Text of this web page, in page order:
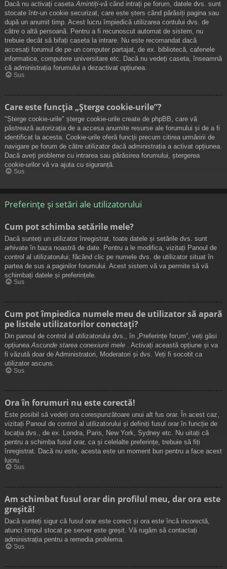
Dacă nu activați casetaAmintiți-vă când intrați pe forum, datele dvs. sunt
stocate într-un cookie securizat, care este șters când părăsiți pagina sau
după un anumit timp. Acest lucru împiedică utilizarea contului dvs. de
către o altă persoană. Pentru a fi recunoscut automat de sistem, nu
trebuie decât să bifați caseta la intrare. Nu este recomandat dacă
accesați forumul de pe un computer partajat, de ex. bibliotecă, cafenele
informatice, computere universitare etc. Dacă nu vedeți caseta, înseamnă
că administrația forumului a dezactivat opțiunea.
Sus
Care este funcția „Șterge cookie-urile”?
"Șterge cookie-urile" șterge cookie-urile create de phpBB, care vă
păstrează autorizația de a accesa anumite resurse ale forumului și de a fi
identificat la acesta. Cookie-urile oferă funcții precum citirea urmăririi de
navigare pe forum de către utilizator dacă administrația a activat opțiunea.
Dacă aveți probleme cu intrarea sau părăsirea forumului, ștergerea
cookie-urilor vă va ajuta cu siguranță.
Sus
Preferințe și setări ale utilizatorului
Cum pot schimba setările mele?
Dacă sunteți un utilizator înregistrat, toate datele și setările dvs. sunt
arhivate în baza noastră de date. Pentru a le modifica, vizitați Panoul de
control al utilizatorului; făcând clic pe numele dvs. de utilizator situat în
partea de sus a paginilor forumului. Acest sistem vă va permite să vă
schimbați datele și preferințele.
Sus
Cum pot împiedica numele meu de utilizator să apară
pe listele utilizatorilor conectați?
Din panoul de control al utilizatorului dvs., în „Preferințe forum”, veți găsi
opțiuneaAscunde starea conexiunii mele . Activați această opțiune și va
fi văzută doar de Administratori, Moderatori și dvs. Veți fi socotit ca
utilizator ascuns.
Sus
Ora în forumuri nu este corectă!
Este posibil să vedeți ora corespunzătoare unui alt fus orar. În acest caz,
vizitați Panoul de control al utilizatorului și definiți fusul orar în funcție de
locația dvs., de ex. Londra, Paris, New York, Sydney etc. Nu uitați că
pentru a schimba fusul orar, ca și celelalte preferințe, trebuie să fiți
înregistrat. Dacă nu este, acesta este un moment bun pentru a face acest
lucru.
Sus
Am schimbat fusul orar din profilul meu, dar ora este
greșită!
Dacă sunteți sigur că fusul orar este corect și ora este încă incorectă,
atunci timpul stocat pe server este greșit. Vă rugăm să contactați
administrația pentru a remedia problema.
Sus